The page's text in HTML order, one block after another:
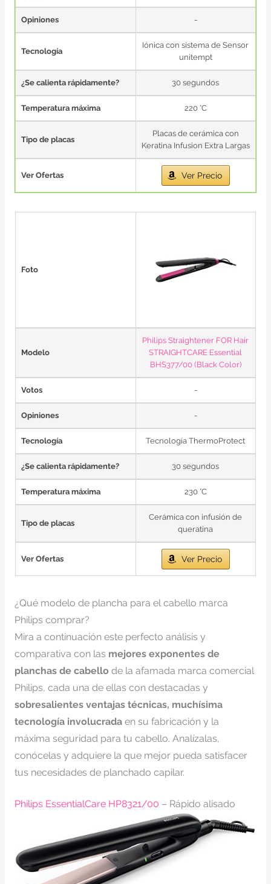
Opiniones -
Tecnología
Iónica con sistema de Sensor
unitempt
¿Se calienta rápidamente? 30 segundos
Temperatura máxima 220 °C
Tipo de placas
Placas de cerámica con
Keratina Infusion Extra Largas
Ver Ofertas Ver Precio
Foto
Modelo
Philips Straightener FOR Hair
STRAIGHTCARE Essential
BHS377/00 (Black Color)
Votos -
Opiniones -
Tecnología Tecnología ThermoProtect
¿Se calienta rápidamente? 30 segundos
Temperatura máxima 230 °C
Tipo de placas
Cerámica con infusión de
queratina
Ver Ofertas Ver Precio
¿Qué modelo de plancha para el cabello marca
Philips comprar?
Mira a continuación este perfecto análisis y
comparativa con las mejores exponentes de
planchas de cabellode la afamada marca comercial
Philips, cada una de ellas con destacadas y
sobresalientes ventajas técnicas, muchísima
tecnología involucradaen su fabricación y la
máxima seguridad para tu cabello. Analízalas,
conócelas y adquiere la que mejor pueda satisfacer
tus necesidades de planchado capilar.
Philips EssentialCare HP8321/00 – Rápido alisado